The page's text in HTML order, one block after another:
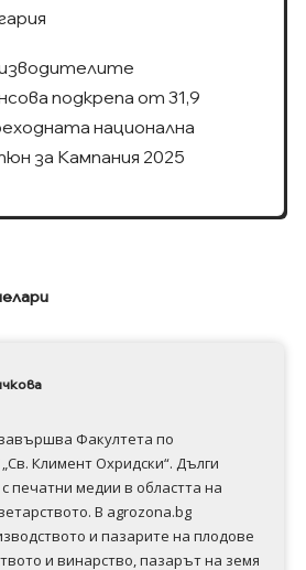
подкрепа от 31,9
национална
за Кампания 2025
Факултета по
Климент Охридски“. Дълги
печатни медии в областта на
В agrozona.bg
и пазарите на плодове
и винарство, пазарът на земя